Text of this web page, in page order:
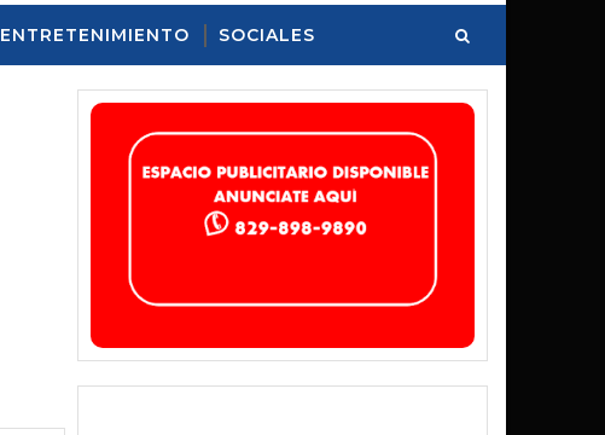
ENTRETENIMIENTO SOCIALES